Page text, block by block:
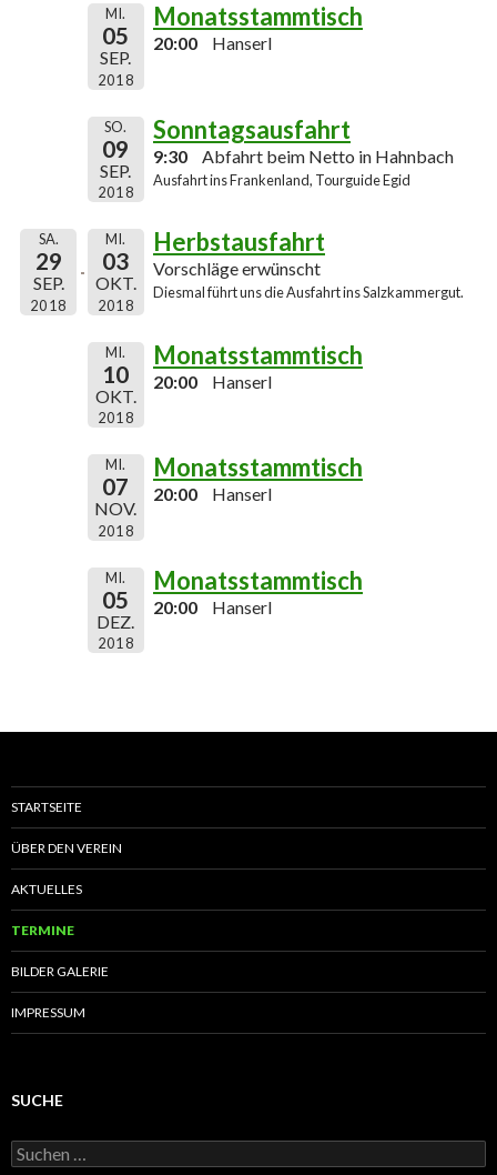
MI.
05
SEP.
2018
Monatsstammtisch
20:00 Hanserl
SO.
09
SEP.
2018
Sonntagsausfahrt
9:30 Abfahrt beim Netto in Hahnbach
Ausfahrt ins Frankenland, Tourguide Egid
SA.
29
SEP.
2018
MI.
03
OKT.
2018
Herbstausfahrt
Vorschläge erwünscht
Diesmal führt uns die Ausfahrt ins Salzkammergut.
MI.
10
OKT.
2018
Monatsstammtisch
20:00 Hanserl
MI.
07
NOV.
2018
Monatsstammtisch
20:00 Hanserl
MI.
05
DEZ.
2018
Monatsstammtisch
20:00 Hanserl
STARTSEITE
ÜBER DEN VEREIN
AKTUELLES
TERMINE
BILDER GALERIE
IMPRESSUM
SUCHE
S
u